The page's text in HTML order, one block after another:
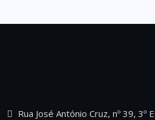
Rua José António Cruz, nº 39,